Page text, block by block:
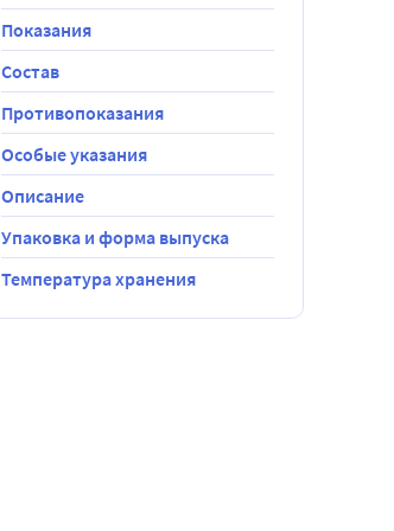
Показания
Состав
Противопоказания
Особые указания
Описание
Упаковка и форма выпуска
Температура хранения